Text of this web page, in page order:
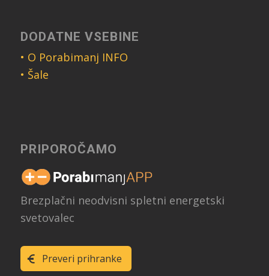
DODATNE VSEBINE
• O Porabimanj INFO
• Šale
PRIPOROČAMO
Brezplačni neodvisni spletni energetski
svetovalec
Preveri prihranke